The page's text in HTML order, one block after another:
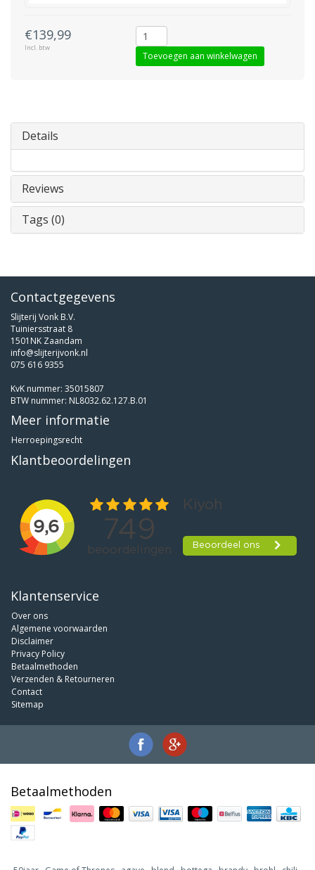
€139,99
Incl. btw
Toevoegen aan winkelwagen
Details
Reviews
Tags (0)
Contactgegevens
Slijterij Vonk B.V.
Tuiniersstraat 8
1501NK Zaandam
info@slijterijvonk.nl
075 616 9355
KvK nummer: 35015807
BTW nummer: NL8032.62.127.B.01
Meer informatie
Herroepingsrecht
Klantbeoordelingen
Klantenservice
Over ons
Algemene voorwaarden
Disclaimer
Privacy Policy
Betaalmethoden
Verzenden & Retourneren
Contact
Sitemap
Betaalmethoden